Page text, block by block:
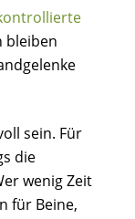
bleiben
sein. Für
die
wenig Zeit
für Beine,